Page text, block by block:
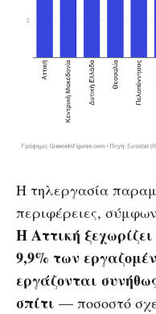
Η τηλεργασία
περιφέρειες,
Η Αττική
9,9% των
εργάζονται
σπίτι — ποσοστό